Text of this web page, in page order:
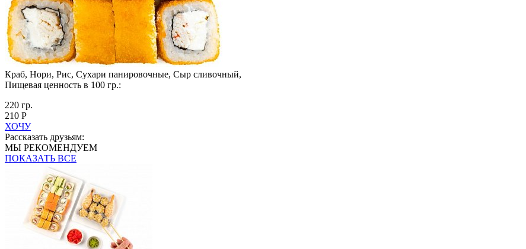
Краб, Нори, Рис, Сухари панировочные, Сыр сливочный,
Пищевая ценность в 100 гр.:
220 гр.
210 Р
ХОЧУ
Рассказать друзьям:
МЫ РЕКОМЕНДУЕМ
ПОКАЗАТЬ ВСЕ